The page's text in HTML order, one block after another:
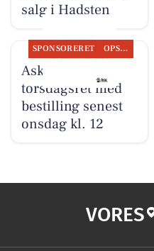
salg i Hadsten
SPONSORERET OPSLAGSTAVLEN
Ask tilbyder
torsdagsret med
bestilling senest
onsdag kl. 12
VORES